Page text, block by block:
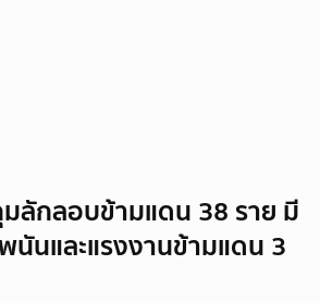
ลักลอบข้ามแดน 38 ราย มี
นันและแรงงานข้ามแดน 3